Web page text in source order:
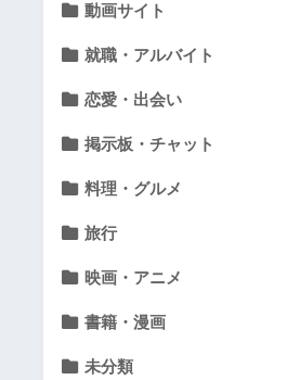
動画サイト
就職・アルバイト
恋愛・出会い
掲示板・チャット
料理・グルメ
旅行
映画・アニメ
書籍・漫画
未分類